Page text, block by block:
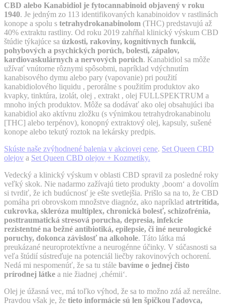
CBD alebo Kanabidiol je fytocannabinoid objavený v roku
1940. Je jedným zo 113 identifikovaných kanabinoidov v rastlinách
konope a spolu s tetrahydrokanabinolom (THC) predstavujú až
40% extraktu rastliny. Od roku 2019 zahŕňal klinický výskum CBD
štúdie týkajúce sa úzkosti, rakoviny, kognitívnych funkcií,
pohybových a psychických porúch, bolesti, zápalov,
kardiovaskulárnych a nervových porúch. Kanabidiol sa môže
užívať vnútorne rôznymi spôsobmi, napríklad vdýchnutím
kanabisového dymu alebo pary (vapovanie) pri použití
kanabidiolového liquidu , perorálne s použitím produktov ako
kvapky, tinktúra, izolát, olej , extrakt , olej FULLSPEKTRUM a
mnoho iných produktov. Môže sa dodávať ako olej obsahujúci iba
kanabidiol ako aktívnu zložku (s výnimkou tetrahydrokanabinolu
[THC] alebo terpénov), konopný extraktový olej, kapsuly, sušené
konope alebo tekutý roztok na lekársky predpis.
Skúste naše zvýhodnené balenia v akciovej cene. Set Queen CBD
olejov a Set Queen CBD olejov + Kozmetiky.
Vedecký a klinický výskum v oblasti CBD spravil za posledné roky
veľký skok. Nie nadarmo zažívajú tieto produkty ‚boom‘ a dovolím
si tvrdiť, že ich budúcnosť je ešte svetlejšia. Prišlo sa na to, že CBD
pomáha pri obrovskom množstve diagnóz, ako napríklad atrtritída,
cukrovka, skleróza multiplex, chronická bolesť, schizofrénia,
posttraumatická stresová porucha, depresia, infekcie
rezistentné na bežné antibiotiká, epilepsie, či iné neurologické
poruchy, dokonca závislosť na alkohole. Táto látka má
preukázané neuroprotektívne a neurogénne účinky. V súčasnosti sa
veľa štúdií sústreďuje na potenciál liečby rakovinových ochorení.
Nedá mi nespomenúť, že sa tu stále bavíme o jednej čisto
prírodnej látke a nie žiadnej ‚chémii‘.
Olej je úžasná vec, má toľko výhod, že sa to možno zdá až nereálne.
Pravdou však je, že tieto informácie sú len špičkou ľadovca,